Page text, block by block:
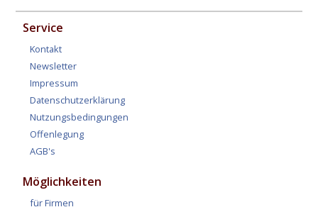
Service
Kontakt
Newsletter
Impressum
Datenschutzerklärung
Nutzungsbedingungen
Offenlegung
AGB's
Möglichkeiten
für Firmen